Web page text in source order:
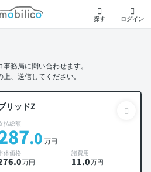
モビリコ
探す ログイン
務局に問い合わせます。
、送信してください。
リッドZ
払総額
.0 万円
体価格
.0万円
諸費用
11.0万円